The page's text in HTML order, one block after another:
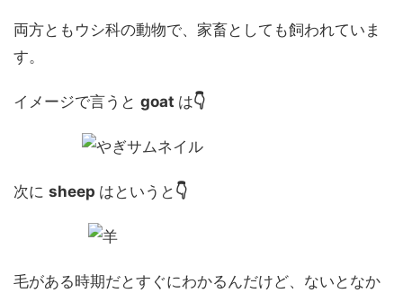
両方ともウシ科の動物で、家畜としても飼われていま
す。
イメージで言うと goat は👇
次に sheep はというと 👇
毛がある時期だとすぐにわかるんだけど、ないとなか